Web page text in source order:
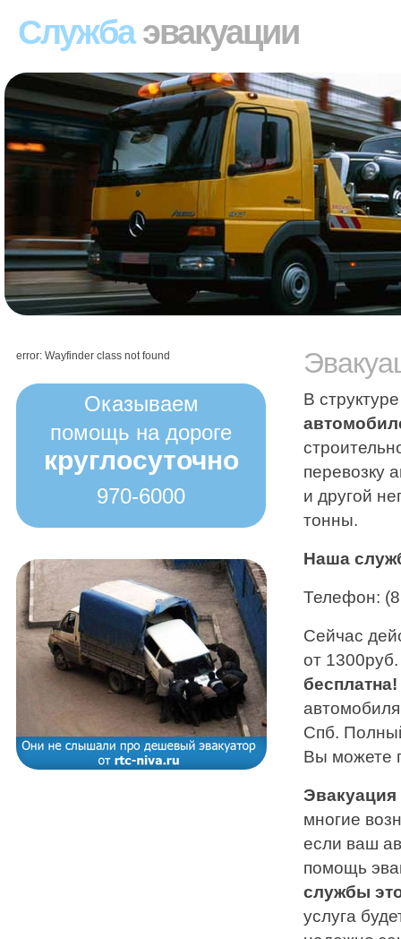
Службаэвакуации
В
перевозку
и другой
тонны.
Наша
Телефон:
Сейчас
от
бесплатна!
Спб.
Вы можете
многие
если ваш
помощь
службы
услуга
error: Wayfinder class not found
Оказываем
помощь на дороге
круглосуточно
970-6000